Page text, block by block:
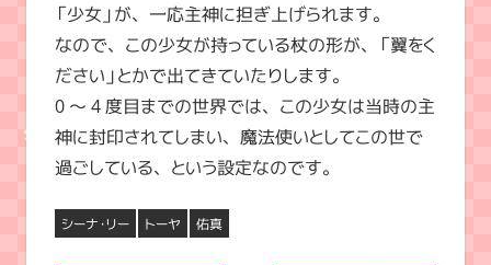
「少女」が、一応主神に担ぎ上げられます。
なので、この少女が持っている杖の形が、「翼をく
ださい」とかで出てきていたりします。
0 ～ 4 度目までの世界では、この少女は当時の主
神に封印されてしまい、魔法使いとしてこの世で
過ごしている、という設定なのです。
シーナ・リー トーヤ 佑真